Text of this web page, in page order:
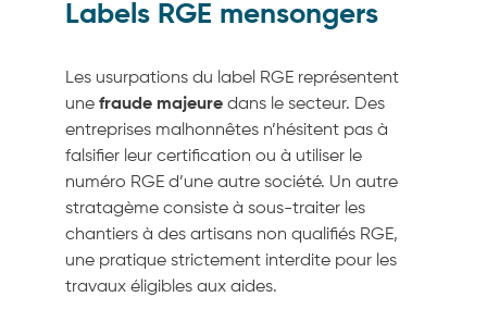
Labels RGE mensongers
Les usurpations du label RGE représentent
une fraude majeure dans le secteur. Des
entreprises malhonnêtes n’hésitent pas à
falsifier leur certification ou à utiliser le
numéro RGE d’une autre société. Un autre
stratagème consiste à sous-traiter les
chantiers à des artisans non qualifiés RGE,
une pratique strictement interdite pour les
travaux éligibles aux aides.